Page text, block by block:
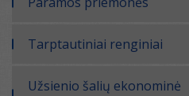
Tarptautiniai renginiai
Užsienio šalių ekonominė